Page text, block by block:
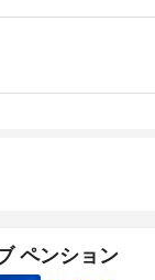
ペンション